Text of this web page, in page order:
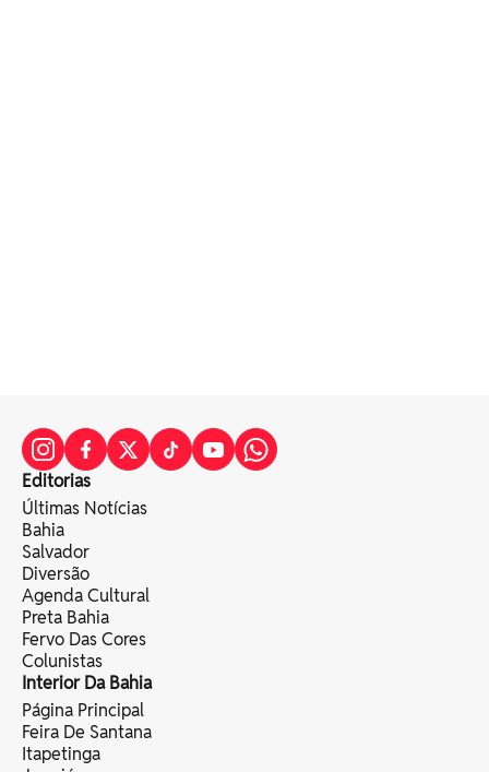
Editorias
Últimas Notícias
Bahia
Salvador
Diversão
Agenda Cultural
Preta Bahia
Fervo Das Cores
Colunistas
Interior Da Bahia
Página Principal
Feira De Santana
Itapetinga